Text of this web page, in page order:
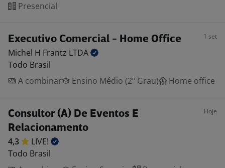
Presencial
Executivo Comercial - Home Office 1 set
Michel H Frantz LTDA
Todo Brasil
A combinar
Ensino Médio (2º Grau) Home office
Consultor (A) De Eventos E
Relacionamento
Hoje
4,3
LIVE!
Todo Brasil